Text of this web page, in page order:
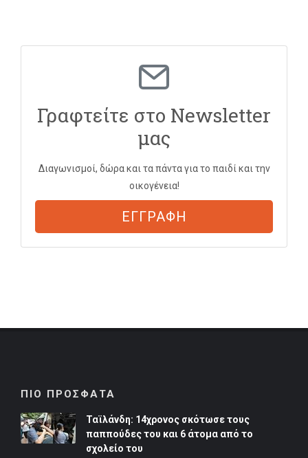
Γραφτείτε στο Newsletter
μας
Διαγωνισμοί, δώρα και τα πάντα για το παιδί και την
οικογένεια!
ΕΓΓΡΑΦΗ
ΠΙΟ ΠΡΟΣΦΑΤΑ
Ταϊλάνδη: 14χρονος σκότωσε τους
παππούδες του και 6 άτομα από το
σχολείο του